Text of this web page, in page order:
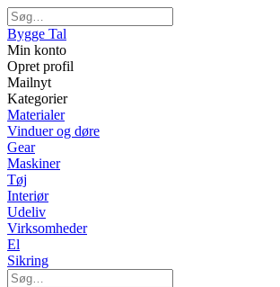
Bygge Tal
Min konto
Opret profil
Mailnyt
Kategorier
Materialer
Vinduer og døre
Gear
Maskiner
Tøj
Interiør
Udeliv
Virksomheder
El
Sikring